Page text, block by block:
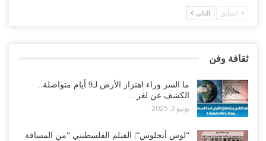
السابق التالي
ثقافة وفن
ما السر وراء اهتزاز الأرض لـ9 أيام متواصلة..
الكشف عن لغز…
يونيو 3, 2025
“لوس أنجلوس“| الفيلم الفلسطيني “من المسافة